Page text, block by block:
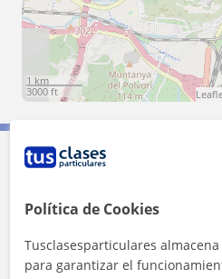
1 km
3000 ft
Política de Cookies
Tusclasesparticulares
para garantizar el